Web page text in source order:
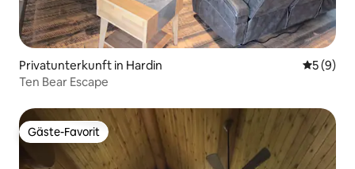
Privatunterkunft in Hardin
5 (9)
Ten Bear Escape
Gäste-Favorit
Gäste-Favorit